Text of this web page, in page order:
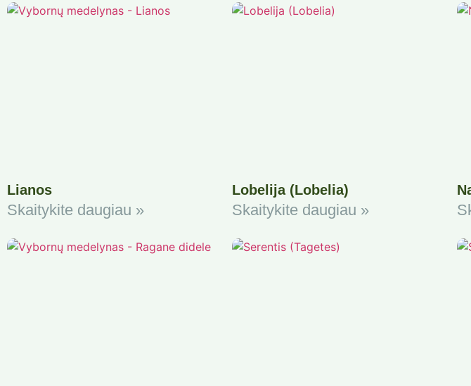
Lianos
Skaitykite daugiau »
Lobelija (Lobelia)
Skaitykite daugiau »